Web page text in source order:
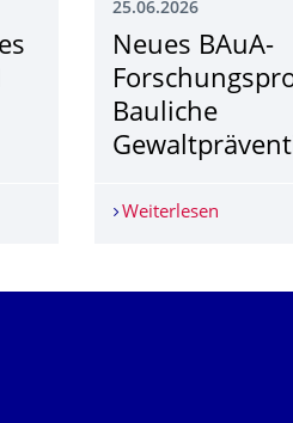
Projekt: ARCH4HEALTH Global
25.06.2026
Neues BAuA-
Bauliche
Weiterlesen Neues